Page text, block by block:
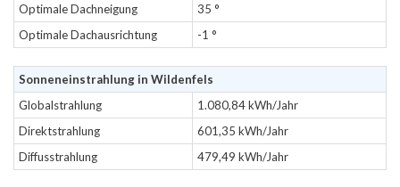
Optimale Dachneigung
35 °
Optimale Dachausrichtung
-1 °
Sonneneinstrahlung in Wildenfels
Globalstrahlung
1.080,84 kWh/Jahr
Direktstrahlung
601,35 kWh/Jahr
Diffusstrahlung
479,49 kWh/Jahr